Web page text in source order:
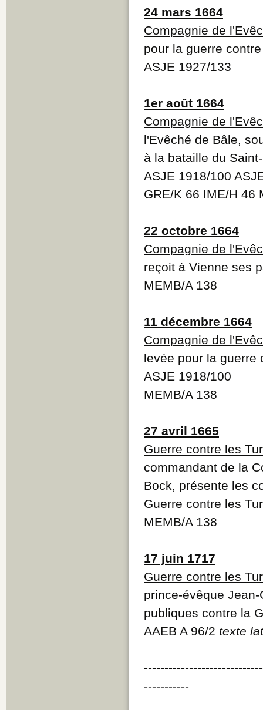
24 mars 1664
Compagnie de
pour la guerre
ASJE 1927/133
1er août 1664
Compagnie de
l'Evêché de Bâle,
à la bataille du
ASJE 1918/100
GRE/K 66 IME/H 46
22 octobre 1664
Compagnie de
reçoit à Vienne ses
MEMB/A 138
11 décembre 1664
Compagnie de
levée pour la guerre
ASJE 1918/100
MEMB/A 138
27 avril 1665
Guerre contre les
commandant de la
Bock, présente les
Guerre contre les
MEMB/A 138
17 juin 1717
Guerre contre les
prince-évêque
publiques contre la
AAEB A 96/2 texte
-----------